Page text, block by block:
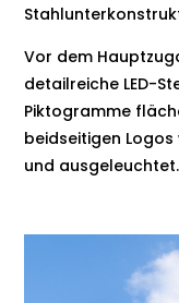
Vor dem
detailreiche LED-
Piktogramme
beidseitigen
und ausgeleuchtet.